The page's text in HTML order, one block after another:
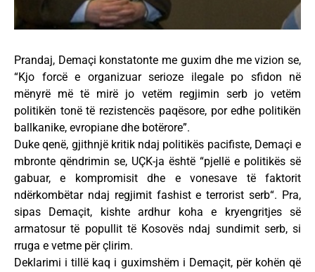
Prandaj, Demaçi konstatonte me guxim dhe me vizion se,
“Kjo forcë e organizuar serioze ilegale po sfidon në
mënyrë më të mirë jo vetëm regjimin serb jo vetëm
politikën tonë të rezistencës paqësore, por edhe politikën
ballkanike, evropiane dhe botërore”.
Duke qenë, gjithnjë kritik ndaj politikës pacifiste, Demaçi e
mbronte qëndrimin se, UÇK-ja është “pjellë e politikës së
gabuar, e kompromisit dhe e vonesave të faktorit
ndërkombëtar ndaj regjimit fashist e terrorist serb“. Pra,
sipas Demaçit, kishte ardhur koha e kryengritjes së
armatosur të popullit të Kosovës ndaj sundimit serb, si
rruga e vetme për çlirim.
Deklarimi i tillë kaq i guximshëm i Demaçit, për kohën që